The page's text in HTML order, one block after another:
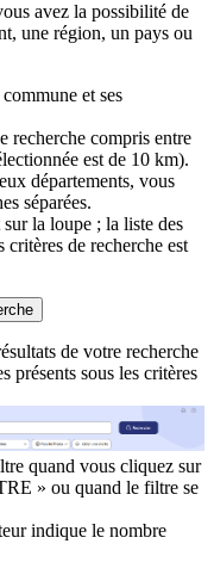
avez la possibilité de
une région, un pays ou
et ses
recherche compris entre
est de 10 km).
départements, vous
séparées.
la loupe ; la liste des
de recherche est
de votre recherche
présents sous les critères
quand vous cliquez sur
» ou quand le filtre se
indique le nombre